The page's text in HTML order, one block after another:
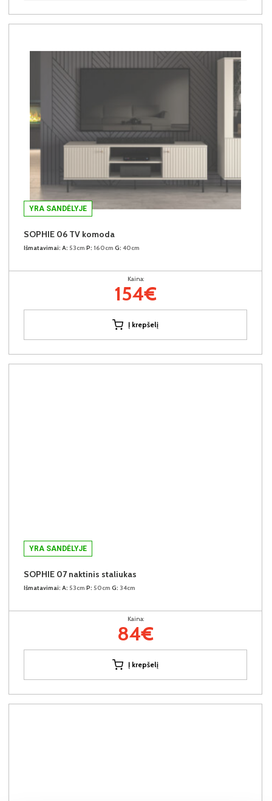
YRA SANDĖLYJE
SOPHIE 06 TV komoda
Išmatavimai: A: 53cm P: 160cm G: 40cm
Kaina:
154€
Į krepšelį
YRA SANDĖLYJE
SOPHIE 07 naktinis staliukas
Išmatavimai: A: 53cm P: 50cm G: 34cm
Kaina:
84€
Į krepšelį